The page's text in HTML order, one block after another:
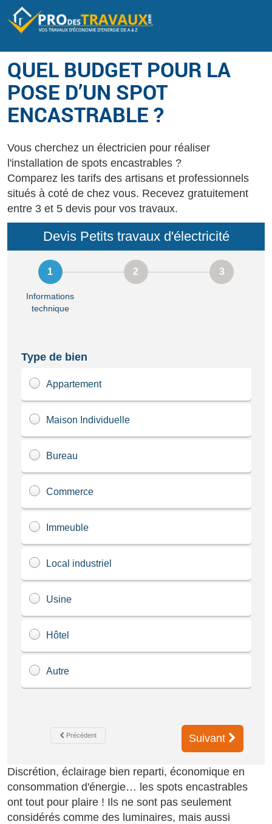
QUEL BUDGET POUR LA
POSE D’UN SPOT
ENCASTRABLE ?
Vous cherchez un électricien pour réaliser
l'installation de spots encastrables ?
Comparez les tarifs des artisans et professionnels
situés à coté de chez vous. Recevez gratuitement
entre 3 et 5 devis pour vos travaux.
Devis Petits travaux d'électricité
Informations
technique
Type de bien
Appartement
Maison Individuelle
Bureau
Commerce
Immeuble
Local industriel
Usine
Hôtel
Autre
Précédent Suivant
Discrétion, éclairage bien reparti, économique en
consommation d'énergie… les spots encastrables
ont tout pour plaire ! Ils ne sont pas seulement
considérés comme des luminaires, mais aussi